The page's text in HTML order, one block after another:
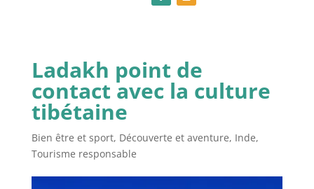
Ladakh point de
contact avec la culture
tibétaine
Bien être et sport, Découverte et aventure, Inde,
Tourisme responsable